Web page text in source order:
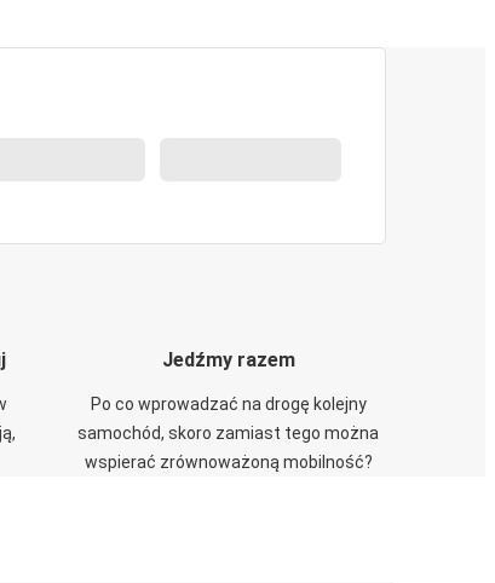
Jedźmy razem
Po co wprowadzać na drogę kolejny
samochód, skoro zamiast tego można
wspierać zrównoważoną mobilność?